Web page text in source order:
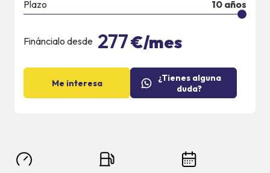
Plazo 10 años
Fináncialo desde 277€/mes
Me interesa
¿Tienes alguna
duda?